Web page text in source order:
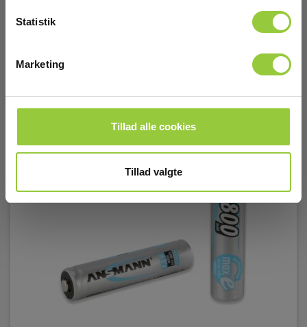
Statistik
Marketing
Tillad alle cookies
Tillad valgte